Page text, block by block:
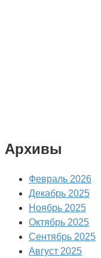
Архивы
Февраль 2026
Декабрь 2025
Ноябрь 2025
Октябрь 2025
Сентябрь 2025
Август 2025